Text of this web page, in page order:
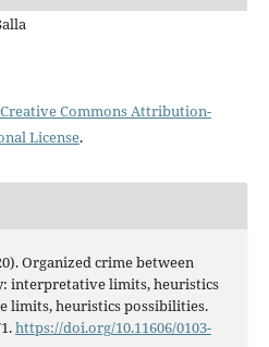
Creative Commons Attribution-
License.
Organized crime between
interpretative limits, heuristics
limits, heuristics possibilities.
https://doi.org/10.11606/0103-